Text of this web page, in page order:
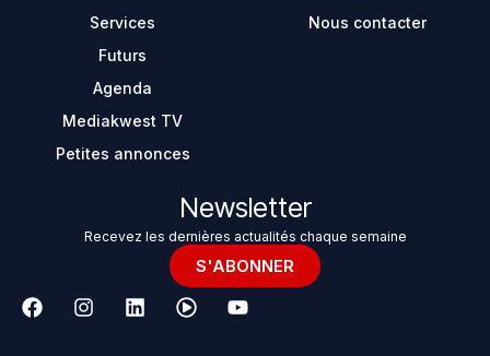
Services
Futurs
Agenda
Mediakwest TV
Petites annonces
Nous contacter
Newsletter
Recevez les dernières actualités chaque semaine
S'ABONNER